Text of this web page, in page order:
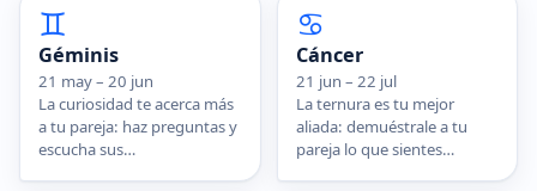
♊
Géminis
21 may – 20 jun
La curiosidad te acerca más
a tu pareja: haz preguntas y
escucha sus…
♋
Cáncer
21 jun – 22 jul
La ternura es tu mejor
aliada: demuéstrale a tu
pareja lo que sientes…